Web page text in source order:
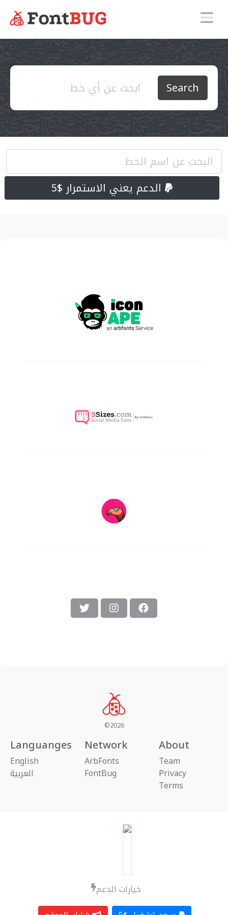
Search
الدعم يعني الاستمرار $5
خيارات الدعم
©2026
Languanges
English
العربية
Network
ArbFonts
FontBug
About
Team
Privacy
Terms